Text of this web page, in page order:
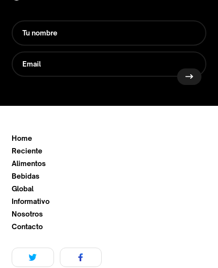
Home
Reciente
Alimentos
Bebidas
Global
Informativo
Nosotros
Contacto